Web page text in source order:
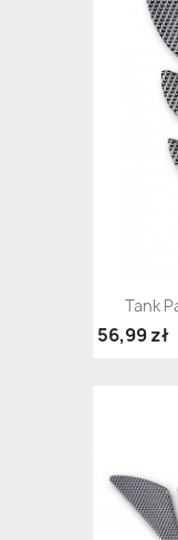
Tank
56,99 zł